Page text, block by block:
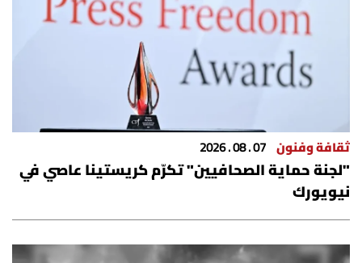
فيديو
من نحن
شروط الاستخدام
شروط الإشتراك
Digital solutions by
ثقافة وفنون 07 . 08 . 2026
"لجنة حماية الصحافيين" تكرّم كريستينا عاصي في
نيويورك